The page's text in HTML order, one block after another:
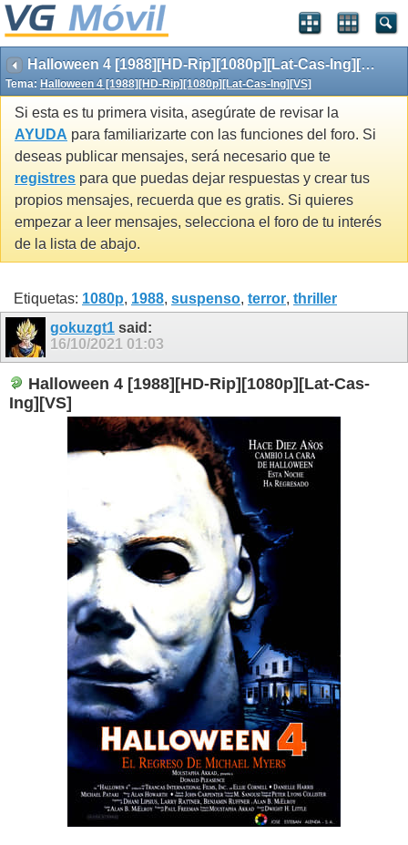
Halloween 4 [1988][HD-Rip][1080p][Lat-Cas-Ing][VS]
Tema: Halloween 4 [1988][HD-Rip][1080p][Lat-Cas-Ing][VS]
Si esta es tu primera visita, asegúrate de revisar la
AYUDA para familiarizarte con las funciones del foro. Si
deseas publicar mensajes, será necesario que te
registres para que puedas dejar respuestas y crear tus
propios mensajes, recuerda que es gratis. Si quieres
empezar a leer mensajes, selecciona el foro de tu interés
de la lista de abajo.
Etiquetas: 1080p, 1988, suspenso, terror, thriller
gokuzgt1 said:
16/10/2021 01:03
Halloween 4 [1988][HD-Rip][1080p][Lat-Cas-
Ing][VS]